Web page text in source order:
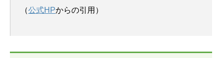
（公式HPからの引用）